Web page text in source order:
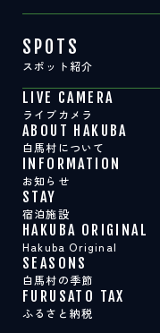
SPOTS
スポット紹介
LIVE CAMERA
ライブカメラ
ABOUT HAKUBA
白馬村について
INFORMATION
お知らせ
STAY
宿泊施設
HAKUBA ORIGINAL
Hakuba Original
SEASONS
白馬村の季節
FURUSATO TAX
ふるさと納税